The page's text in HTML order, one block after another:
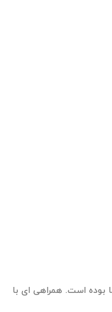
در کنار شما بوده است. همراهی ای با